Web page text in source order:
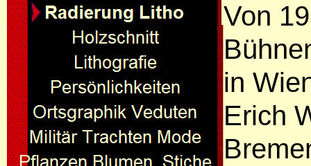
Von
in
Erich